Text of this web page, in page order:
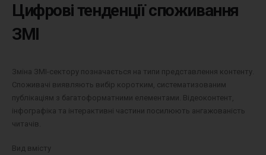
Цифрові тенденції споживання
ЗМІ
Зміна ЗМІ-сектору позначається на типи представлення контенту.
Споживачі виявляють вибір коротким, систематизованим
публікаціям з багатоформатними елементами. Відеоконтент,
інфографіка та інтерактивні частини посилюють ангажованість
читачів.
Вид вмісту